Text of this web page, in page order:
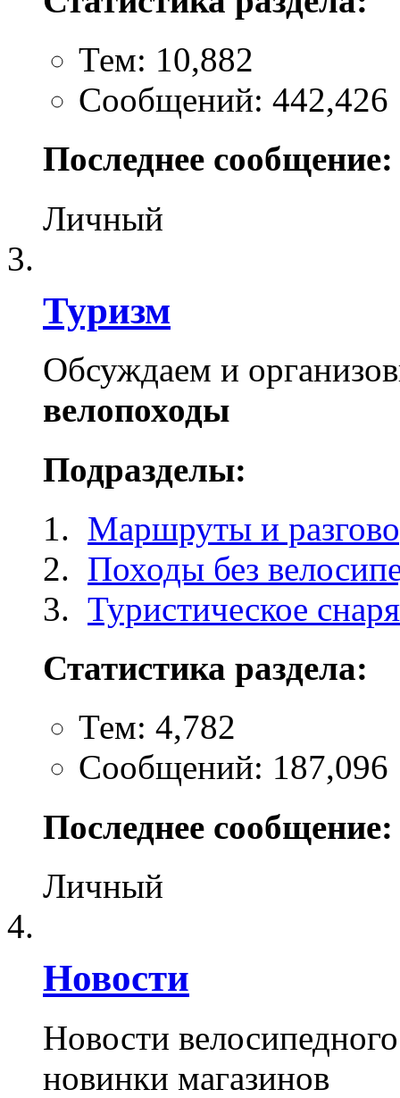
Тем: 10,882
Сообщений: 442,426
Последнее сообщение:
Личный
Туризм
Обсуждаем и
велопоходы
Подразделы:
Маршруты и
Походы без
Туристическое
Статистика раздела:
Тем: 4,782
Сообщений: 187,096
Последнее сообщение:
Личный
Новости
Новости
новинки магазинов